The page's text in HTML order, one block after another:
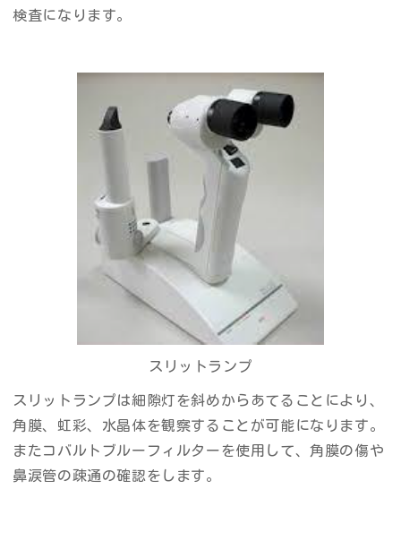
検査になります。
スリットランプ
スリットランプは細隙灯を斜めからあてることにより、
角膜、虹彩、水晶体を観察することが可能になります。
またコバルトブルーフィルターを使用して、角膜の傷や
鼻涙管の疎通の確認をします。